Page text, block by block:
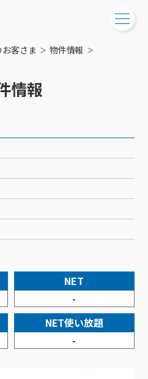
住宅
変更
トパックサービス料⾦表
⽀払
ェアプラン
ップ
ト
ス
ービストップ
客さま
物件情報
情報
NET
-
NET使い放題
-